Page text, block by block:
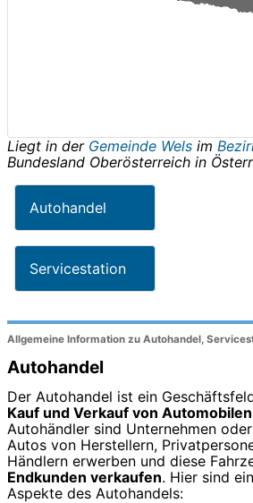
Liegt in der Gemeinde Wels im
Bundesland Oberösterreich in
Autohandel
Servicestation
Allgemeine Information zu Autohandel,
Autohandel
Der Autohandel ist ein
Kauf und Verkauf von Automobilen
Autohändler sind Unternehmen
Autos von Herstellern,
Händlern erwerben und diese
Endkunden verkaufen. Hier sind
Aspekte des Autohandels: